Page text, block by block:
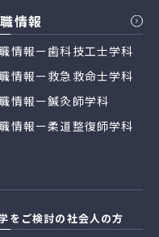
情報
情報ー歯科技工士学科
情報ー救急救命士学科
情報ー鍼灸師学科
情報ー柔道整復師学科
をご検討の社会人の方